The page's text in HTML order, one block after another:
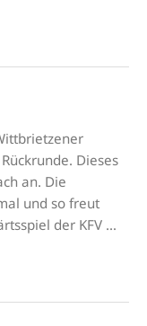
Dieses
an. Die
und so freut
der KFV …